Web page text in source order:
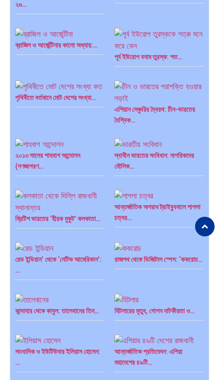
২৬…
ব্রাজিল ও আর্জেন্টিনার কালো অধ্যায়:…
পূর্ব ইউরোপ বনাম তুরস্ক: শত…
পৃথিবীতে বর্তমানে মোট দেশের সংখ্যা…
এশিয়ান সেঞ্চুরির দ্বৈরথ: চীন-ভারতের
বৈশ্বিক…
পাকিস্তান, চীন ও বাংলাদেশ: তিন… আমেরিকা সারা দুনিয়ায় গণতন্ত্রের গান…
২০১৩ সালের শাহবাগ আন্দোলন
(গণজাগরণ…
স্বাধীন ভারতের সংবিধান: নাগরিকদের
মৌলিক…
ব্রিটিশ ভারতের ‘হীরক মুকুট’ কলকাতা…
আন্তর্জাতিক অপরাধ ট্রাইব্যুনালে শাপলা
চত্বর…
রেড ইন্ডিয়ান’ থেকে ‘নেটিভ আমেরিকান’:
…
রাজপথ থেকে ডিজিটাল স্পেস: ‘ককরোচ…
কান্দাহার থেকে কাবুল: তালেবানের তিন… হিটলারের মৃত্যু, গোপন নাটকীয়তা ও…
সাংবাদিক ও ইউটিউবার ইলিয়াস হোসেন:
…
আন্তর্জাতিক প্রতিবেদন: এশিয়া
মহাদেশের ৪৯টি…